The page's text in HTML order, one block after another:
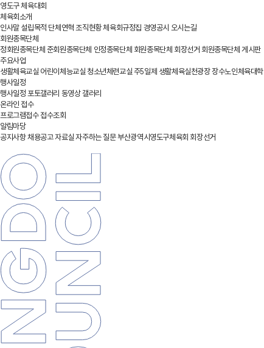
영도구 체육대회
체육회소개
인사말설립목적 단체연혁 조직현황체육회규정집 경영공시 오시는길
회원종목단체
정회원종목단체준회원종목단체 인정종목단체회원종목단체 회장선거회원종목단체 게시판
주요사업
생활체육교실 어린이체능교실 청소년체련교실주5일제 생활체육실천광장장수노인체육대학
행사일정
행사일정 포토갤러리 동영상 갤러리
온라인 접수
프로그램접수접수조회
알림마당
공지사항채용공고자료실 자주하는 질문부산광역시영도구체육회 회장선거